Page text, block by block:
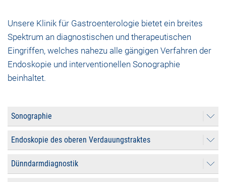
Unsere Klinik für Gastroenterologie bietet ein breites
Spektrum an diagnostischen und therapeutischen
Eingriffen, welches nahezu alle gängigen Verfahren der
Endoskopie und interventionellen Sonographie
beinhaltet.
Sonographie
Endoskopie des oberen Verdauungstraktes
Dünndarmdiagnostik